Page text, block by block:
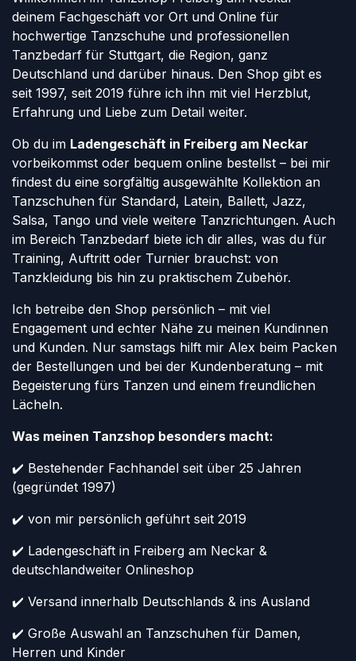
deinem Fachgeschäft vor Ort und Online für
hochwertige Tanzschuhe und professionellen
Tanzbedarf für Stuttgart, die Region, ganz
Deutschland und darüber hinaus. Den Shop gibt es
seit 1997, seit 2019 führe ich ihn mit viel Herzblut,
Erfahrung und Liebe zum Detail weiter.
Ob du im Ladengeschäft in Freiberg am Neckar
vorbeikommst oder bequem online bestellst – bei mir
findest du eine sorgfältig ausgewählte Kollektion an
Tanzschuhen für Standard, Latein, Ballett, Jazz,
Salsa, Tango und viele weitere Tanzrichtungen. Auch
im Bereich Tanzbedarf biete ich dir alles, was du für
Training, Auftritt oder Turnier brauchst: von
Tanzkleidung bis hin zu praktischem Zubehör.
Ich betreibe den Shop persönlich – mit viel
Engagement und echter Nähe zu meinen Kundinnen
und Kunden. Nur samstags hilft mir Alex beim Packen
der Bestellungen und bei der Kundenberatung – mit
Begeisterung fürs Tanzen und einem freundlichen
Lächeln.
Was meinen Tanzshop besonders macht:
✔️ Bestehender Fachhandel seit über 25 Jahren
(gegründet 1997)
✔️ von mir persönlich geführt seit 2019
✔️ Ladengeschäft in Freiberg am Neckar &
deutschlandweiter Onlineshop
✔️ Versand innerhalb Deutschlands & ins Ausland
✔️ Große Auswahl an Tanzschuhen für Damen,
Herren und Kinder